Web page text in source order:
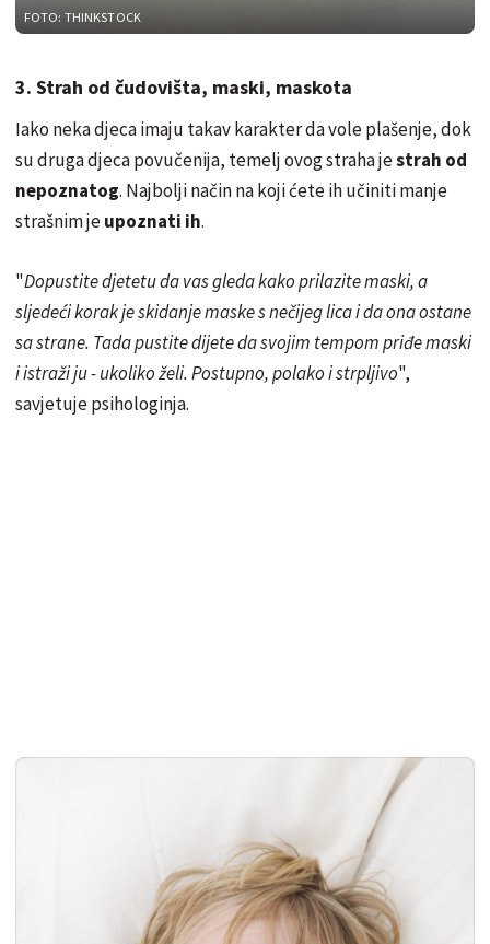
FOTO: THINKSTOCK
3. Strah od čudovišta, maski, maskota
Iako neka djeca imaju takav karakter da vole plašenje, dok
su druga djeca povučenija, temelj ovog straha jestrah od
nepoznatog. Najbolji način na koji ćete ih učiniti manje
strašnim jeupoznati ih.
"Dopustite djetetu da vas gleda kako prilazite maski, a
sljedeći korak je skidanje maske s nečijeg lica i da ona ostane
sa strane. Tada pustite dijete da svojim tempom priđe maski
i istraži ju - ukoliko želi. Postupno, polako i strpljivo",
savjetuje psihologinja.